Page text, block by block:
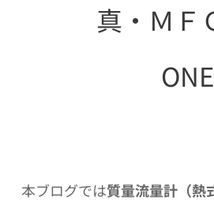
真・Ｍ
本ブログでは質量流量計（熱